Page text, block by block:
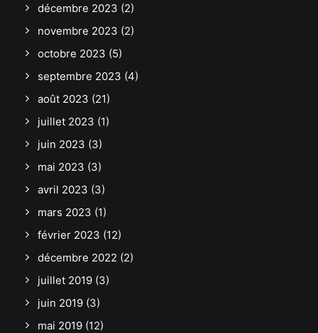
décembre 2023 (2)
novembre 2023 (2)
octobre 2023 (5)
septembre 2023 (4)
août 2023 (21)
juillet 2023 (1)
juin 2023 (3)
mai 2023 (3)
avril 2023 (3)
mars 2023 (1)
février 2023 (12)
décembre 2022 (2)
juillet 2019 (3)
juin 2019 (3)
mai 2019 (12)